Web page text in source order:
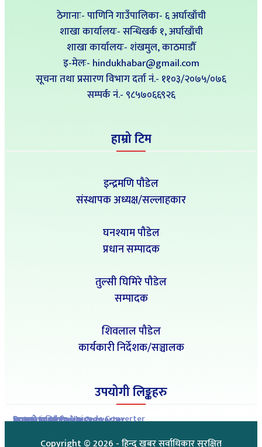
ठेगानाः- पाणिनि गाउँपालिका- ६ अर्घाखाँची
शाखा कार्यालयः- सन्धिखर्क १, अर्घाखाँची
शाखा कार्यालयः- शंखमुल, काठमाडौँ
इ-मेलः- hindukhabar@gmail.com
सूचना तथा प्रसारण विभाग दर्ता नं.- ११०३/२०७५/०७६
सम्पर्क नं‍.- ९८५७०६६९२६
हाम्रो टिम
इन्द्रमणि पौडेल
संस्थापक अध्यक्ष/सल्लाहकार
घनश्याम पौडेल
प्रधान सम्पादक
तुल्सी घिमिरे पौडेल
सम्पादक
शिवलाल पौडेल
कार्यकारी निर्देशक/सञ्चालक
उपयोगी लिङ्कहरु
Romanized to Unicode Converter
Preeti to Unicode Converter
Unicode to Preeti Converter
आजको राशिफल
आजको सुनचाँदीको मुल्य
Copyright ©2026 - हिन्दु खबर सर्वाधिकार सुरक्षित